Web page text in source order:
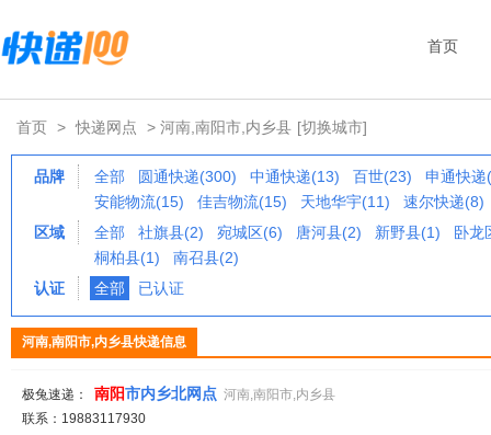
首页
首页 > 快递网点 > 河南,南阳市,内乡县 [切换城市]
品牌 全部 圆通快递(300) 中通快递(13) 百世(23)
申通快递
安能物流(15)
佳吉物流(15) 天地华宇(11)
速尔快递(8)
区域
全部 社旗县(2) 宛城区(6) 唐河县(2) 新野县(1)
卧龙
桐柏县(1)
南召县(2)
认证
全部 已认证
河南,南阳市,内乡县快递信息
极兔速递： 南阳市内乡北网点 河南,南阳市,内乡县
联系：19883117930